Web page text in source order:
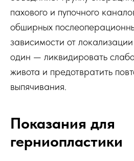
пахового и пупочного
обширных
зависимости от
один — ликвидировать
живота и предотвратить
выпячивания.
Показания для
герниопластики